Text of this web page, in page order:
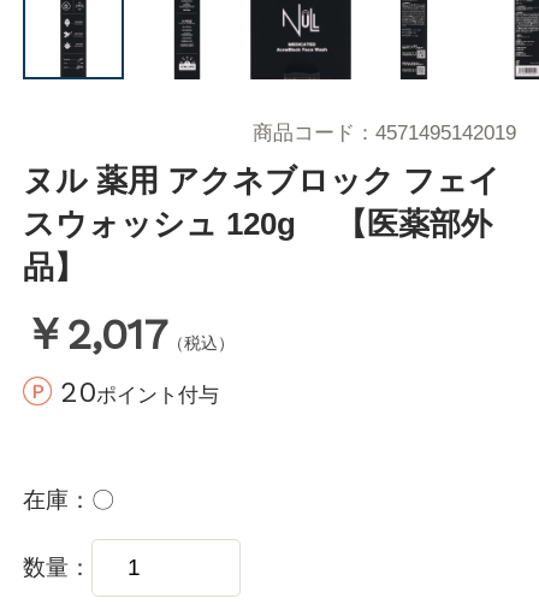
ヌル 薬用 アクネブロック フェイ
スウォッシュ 120g 【医薬部外
品】
￥2,017 （税込）
20ポイント付与
商品コード 4571495142019
在庫 〇
数量